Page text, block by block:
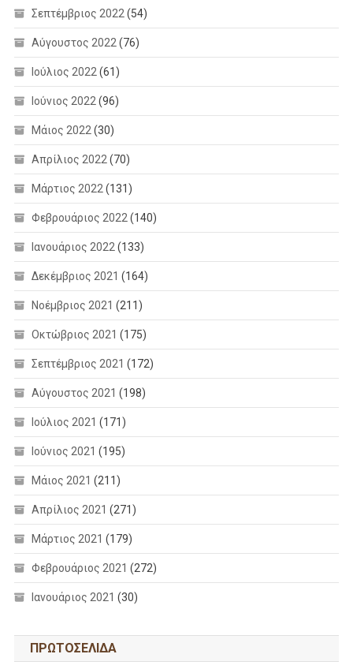
Σεπτέμβριος 2022 (54)
Αύγουστος 2022 (76)
Ιούλιος 2022 (61)
Ιούνιος 2022 (96)
Μάιος 2022 (30)
Απρίλιος 2022 (70)
Μάρτιος 2022 (131)
Φεβρουάριος 2022 (140)
Ιανουάριος 2022 (133)
Δεκέμβριος 2021 (164)
Νοέμβριος 2021 (211)
Οκτώβριος 2021 (175)
Σεπτέμβριος 2021 (172)
Αύγουστος 2021 (198)
Ιούλιος 2021 (171)
Ιούνιος 2021 (195)
Μάιος 2021 (211)
Απρίλιος 2021 (271)
Μάρτιος 2021 (179)
Φεβρουάριος 2021 (272)
Ιανουάριος 2021 (30)
ΠΡΩΤΟΣΕΛΙΔΑ